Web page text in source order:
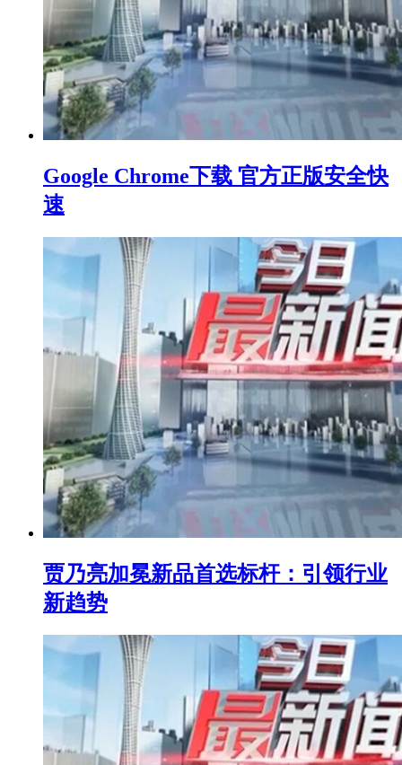
Google Chrome下载 官方正版安全快
速
贾乃亮加冕新品首选标杆：引领行业
新趋势